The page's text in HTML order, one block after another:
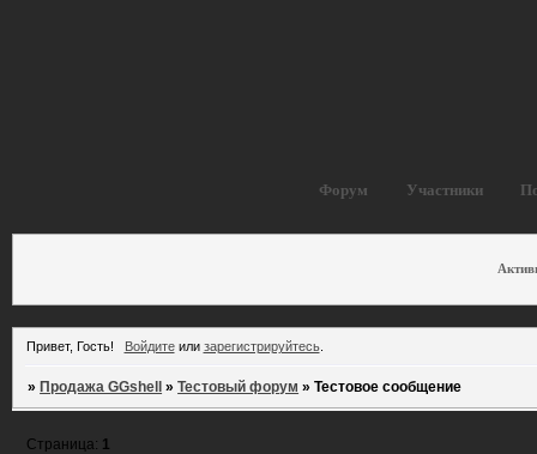
Форум Участники
Привет, Гость! Войдитеили зарегистрируйтесь.
»Продажа GGshell »Тестовый форум »Тестовое сообщение
Страница: 1